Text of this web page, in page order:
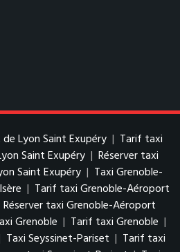
Lyon Saint Exupéry | Tarif taxi
Saint Exupéry | Réserver taxi
Saint Exupéry | Taxi Grenoble-
| Tarif taxi Grenoble-Aéroport
Réserver taxi Grenoble-Aéroport
Grenoble | Tarif taxi Grenoble |
Taxi Seyssinet-Pariset | Tarif taxi